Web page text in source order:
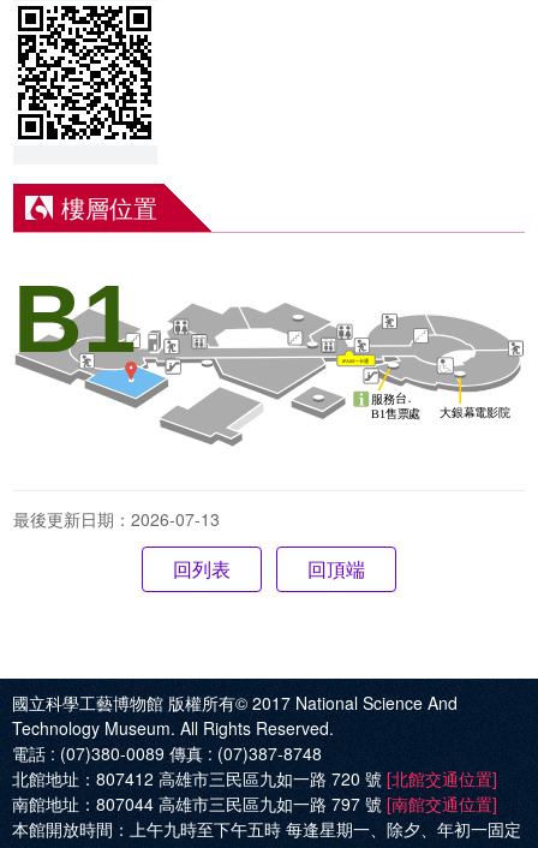
樓層位置
B1
最後更新日期：2026-07-13
回頂端
國立科學工藝博物館 版權所有© 2017 National Science And
Technology Museum. All Rights Reserved.
電話 : (07)380-0089 傳真 : (07)387-8748
北館地址： 807412 高雄市三民區九如一路 720 號 [北館交通位置]
南館地址： 807044 高雄市三民區九如一路 797 號 [南館交通位置]
本館開放時間： 上午九時至下午五時 每逢星期一、除夕、年初一固定